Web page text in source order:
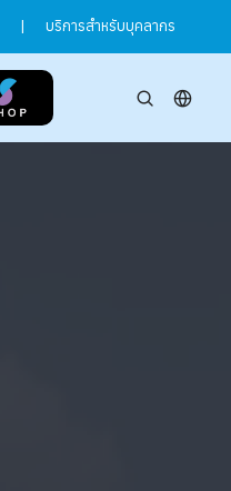
| บริการสำหรับบุคลากร